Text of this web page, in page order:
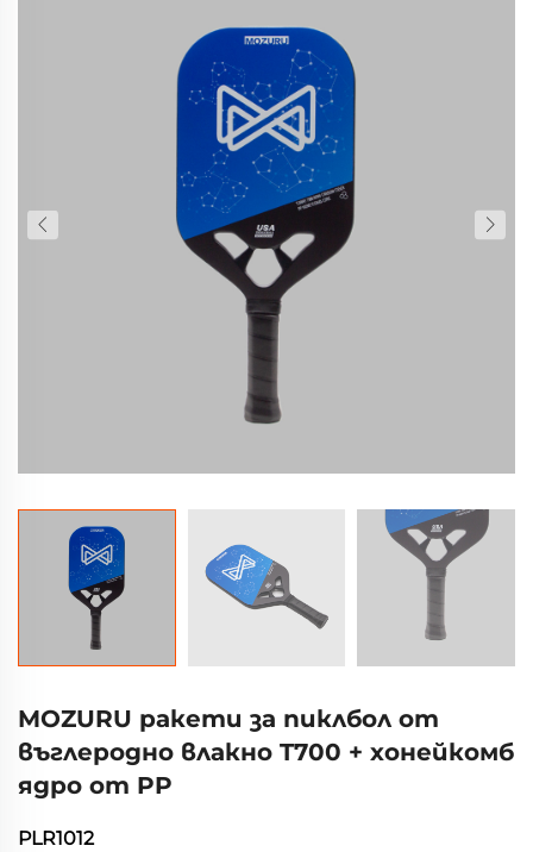
MOZURU ракети за пиклбол от
въглеродно влакно T700 + хонейкомб
ядро от PP
PLR1012